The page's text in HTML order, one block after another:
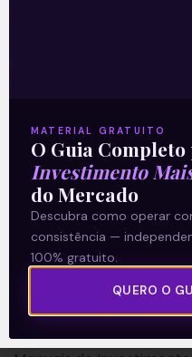
Sobre nós
Termos e Condições
Política de Privacidade
Explore
Artigos
MATERIAL GRATUITO
O Guia
Investimento
do Mercado
Descubra como operar
consistência —
100% gratuito.
QUERO O